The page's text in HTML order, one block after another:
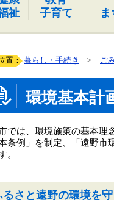
祉
子育て
置： 暮らし・手続き ご
環境基本計
では、環境施策の基本理
条例」を制定、「遠野市
。
るさと遠野の環境を